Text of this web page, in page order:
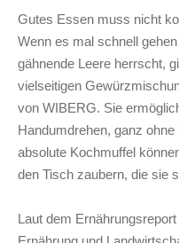
Gutes Essen muss nicht
Wenn es mal schnell
gähnende Leere herrscht,
vielseitigen
von WIBERG. Sie
Handumdrehen, ganz
absolute Kochmuffel
den Tisch zaubern, die sie
Laut dem